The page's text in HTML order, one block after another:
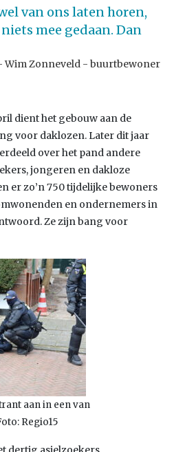
van ons laten horen,
mee gedaan. Dan
Wim Zonneveld - buurtbewoner
dient het gebouw aan de
voor daklozen. Later dit jaar
over het pand andere
jongeren en dakloze
er zo’n 750 tijdelijke bewoners
en ondernemers in
Ze zijn bang voor
aan in een van
Regio15